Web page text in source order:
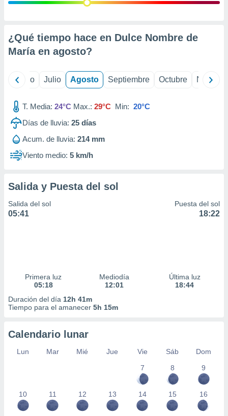
e
mediante
publicidad
de
1199
¿Qué tiempo hace en Dulce Nombre de
María en agosto?
Junio Julio Agosto Septiembre Octubre
T. Media: 24°C Max.: 29°C Min: 20°C
Días de lluvia: 25 días
Acum. de lluvia: 214 mm
Viento medio: 5 km/h
Salida y Puesta del sol
Salida del sol
05:41
Puesta del sol
18:22
Primera luz
05:18
Mediodía
12:01
Última luz
18:44
Duración del día 12h 41m
Tiempo para el amanecer 5h 15m
Calendario lunar
Lun Mar Mié Jue Vie Sáb
Dom
7
8 9
10 11 12 13 14 15 16